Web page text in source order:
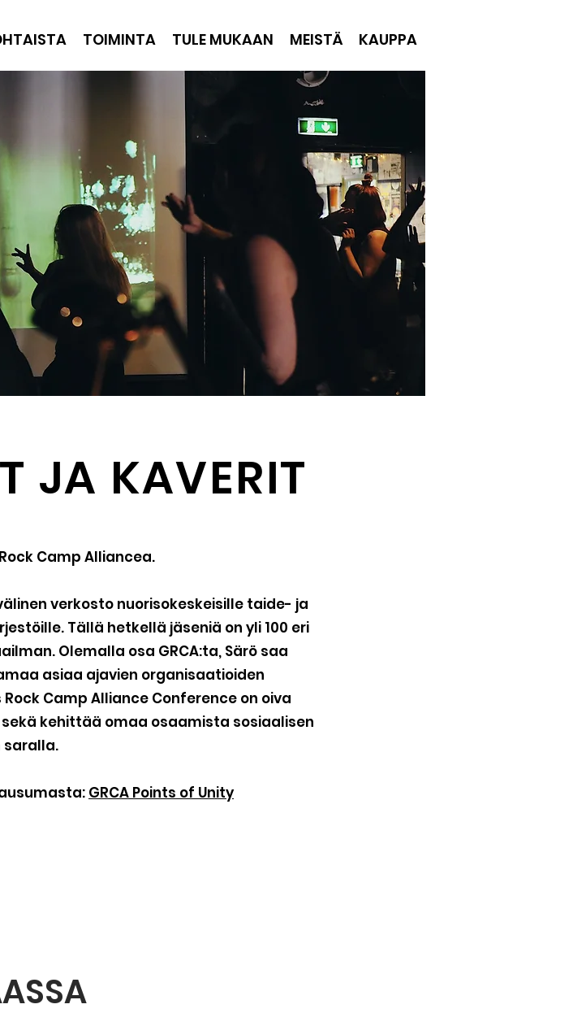
TOIMINTA TULE MUKAAN MEISTÄ KAUPPA
JA KAVERIT
Camp Alliancea.
verkosto nuorisokeskeisille taide- ja
Tällä hetkellä jäseniä on yli 100 eri
Olemalla osa GRCA:ta, Särö saa
asiaa ajavien organisaatioiden
Camp Alliance Conference on oiva
kehittää omaa osaamista sosiaalisen
saralla.
GRCA Points of Unity